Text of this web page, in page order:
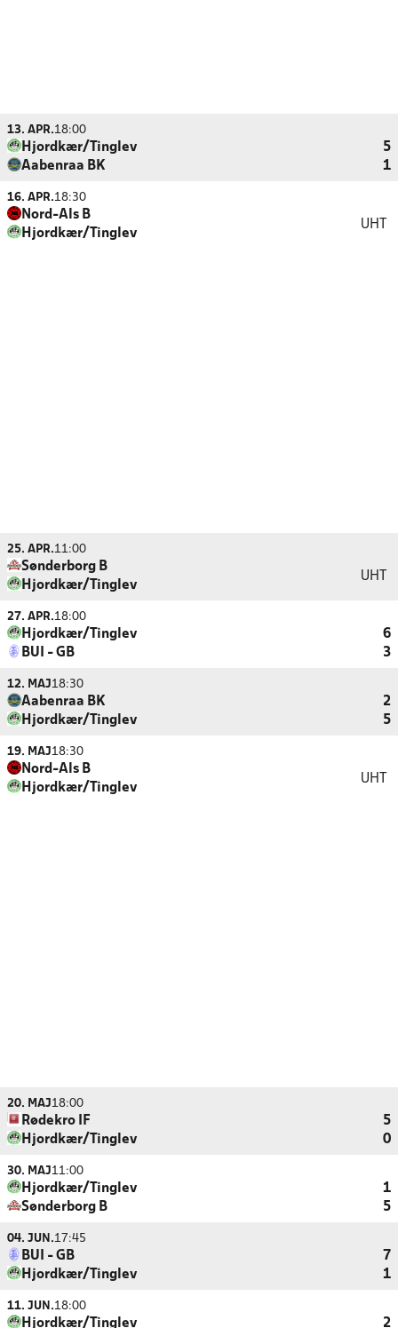
13. APR.18:00
Hjordkær/Tinglev
5
Aabenraa BK
1
16. APR.18:30
Nord-Als B
Hjordkær/Tinglev
UHT
25. APR.11:00
Sønderborg B
Hjordkær/Tinglev
UHT
27. APR.18:00
Hjordkær/Tinglev
6
BUI - GB
3
12. MAJ18:30
Aabenraa BK
2
Hjordkær/Tinglev
5
19. MAJ18:30
Nord-Als B
Hjordkær/Tinglev
UHT
20. MAJ18:00
Rødekro IF
5
Hjordkær/Tinglev
0
30. MAJ11:00
Hjordkær/Tinglev
1
Sønderborg B
5
04. JUN.17:45
BUI - GB
7
Hjordkær/Tinglev
1
11. JUN.18:00
Hjordkær/Tinglev 2